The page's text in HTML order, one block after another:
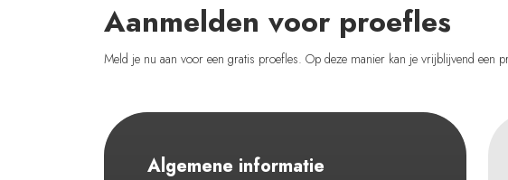
Aanmelden voor proefles
Meld je nu aan voor een gratis proefles. Op deze manier kan je vrijblijvend een
Algemene informatie